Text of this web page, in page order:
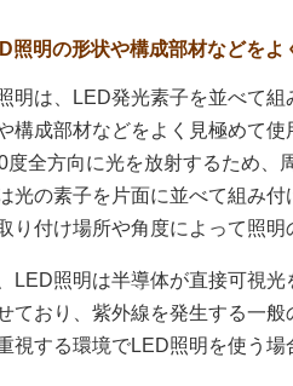
照明の形状や構成部材などを
明は、LED発光素子を並べて
構成部材などをよく見極めて
度全方向に光を放射するため、
光の素子を片面に並べて組み
り付け場所や角度によって照
LED照明は半導体が直接可視
ており、紫外線を発生する一
視する環境でLED照明を使う場